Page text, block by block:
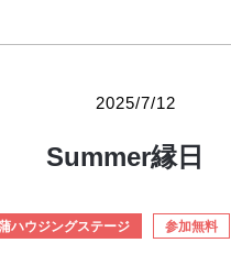
2025/7/12
Summer縁日
ハウジングステージ 参加無料